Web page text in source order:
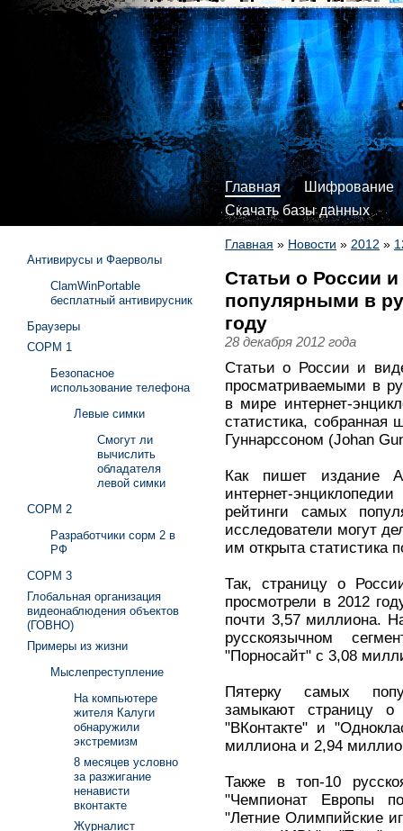
Главная
Шифрование
Скачать базы данных
Главная » Новости » 2012 »
Статьи о России
популярными в
году
28 декабря 2012 года
Статьи о России и
просматриваемыми в
в мире интернет-
статистика, собранная
Гуннарссоном (Johan
Как пишет издание
интернет-
рейтинги самых
исследователи могут
им открыта статистика
Так, страницу о
просмотрели в 2012
почти 3,57 миллиона.
русскоязычном
"Порносайт" с 3,08
Пятерку самых
замыкают страницу о
"ВКонтакте" и
миллиона и 2,94
Также в топ-10
"Чемпионат Европы
"Летние Олимпийские
Антивирусы и Фаерволы
ClamWinPortable
бесплатный антивирусник
Браузеры
СОРМ 1
Безопасное
использование телефона
Левые симки
Смогут ли
вычислить
обладателя
левой симки
СОРМ 2
Разработчики сорм 2 в
РФ
СОРМ 3
Глобальная организация
видеонаблюдения объектов
(ГОВНО)
Примеры из жизни
Мыслепреступление
На компьютере
жителя Калуги
обнаружили
экстремизм
8 месяцев условно
за разжигание
ненависти
вконтакте
Журналист